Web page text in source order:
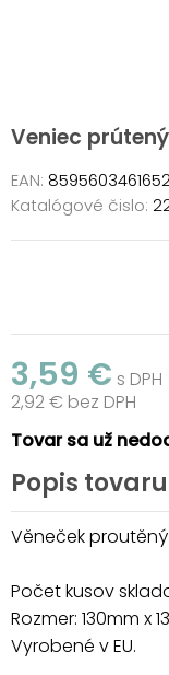
Veniec
EAN:
Katalógové čislo:
3,59 € s DPH
2,92 € bez DPH
Tovar sa už
Popis tovaru
Věneček
Počet kusov
Rozmer: 130mm x
Vyrobené v EU.